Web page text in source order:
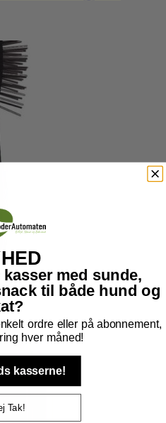
MINI BØRSTE
med sunde,
til både hund og
ordre eller på abonnement,
hver måned!
kasserne!
Tak!